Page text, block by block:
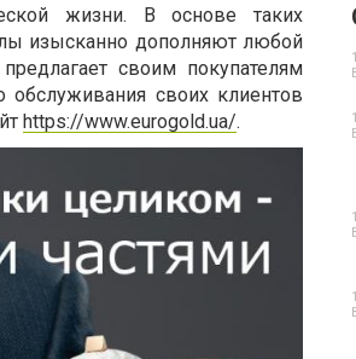
жизни. В основе таких
изысканно дополняют любой
своим покупателям
своих клиентов
https://www.eurogold.ua/.